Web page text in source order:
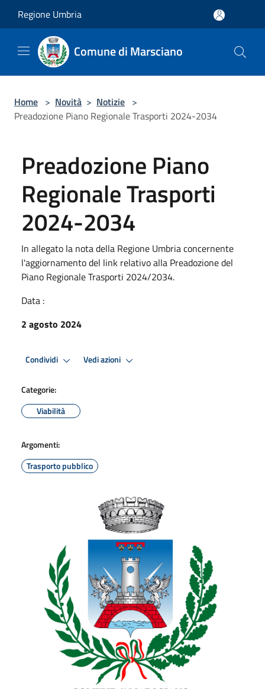
Regione Umbria
Comune di Marsciano
Home > Novità > Notizie >
Preadozione Piano Regionale Trasporti 2024-2034
Preadozione Piano
Regionale Trasporti
2024-2034
In allegato la nota della Regione Umbria concernente
l'aggiornamento del link relativo alla Preadozione del
Piano Regionale Trasporti 2024/2034.
Data :
2 agosto 2024
Condividi Vedi azioni
Categorie:
Viabilità
Argomenti:
Trasporto pubblico